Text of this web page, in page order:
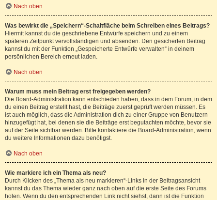
Nach oben
Was bewirkt die „Speichern“-Schaltfläche beim Schreiben eines Beitrags?
Hiermit kannst du die geschriebene Entwürfe speichern und zu einem
späteren Zeitpunkt vervollständigen und absenden. Den gesicherten Beitrag
kannst du mit der Funktion „Gespeicherte Entwürfe verwalten“ in deinem
persönlichen Bereich erneut laden.
Nach oben
Warum muss mein Beitrag erst freigegeben werden?
Die Board-Administration kann entschieden haben, dass in dem Forum, in dem
du einen Beitrag erstellt hast, die Beiträge zuerst geprüft werden müssen. Es
ist auch möglich, dass die Administration dich zu einer Gruppe von Benutzern
hinzugefügt hat, bei denen sie die Beiträge erst begutachten möchte, bevor sie
auf der Seite sichtbar werden. Bitte kontaktiere die Board-Administration, wenn
du weitere Informationen dazu benötigst.
Nach oben
Wie markiere ich ein Thema als neu?
Durch Klicken des „Thema als neu markieren“-Links in der Beitragsansicht
kannst du das Thema wieder ganz nach oben auf die erste Seite des Forums
holen. Wenn du den entsprechenden Link nicht siehst, dann ist die Funktion